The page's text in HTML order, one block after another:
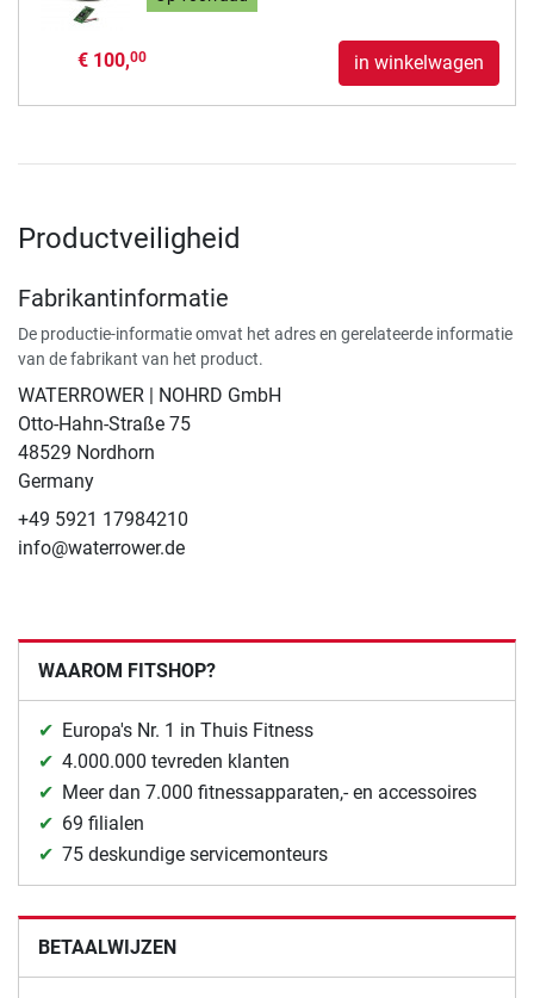
€ 100,00 in winkelwagen
Productveiligheid
Fabrikantinformatie
De productie-informatie omvat het adres en gerelateerde informatie
van de fabrikant van het product.
WATERROWER | NOHRD GmbH
Otto-Hahn-Straße 75
48529 Nordhorn
Germany
+49 5921 17984210
info@waterrower.de
WAAROM FITSHOP?
Europa's Nr. 1 in Thuis Fitness
4.000.000 tevreden klanten
Meer dan 7.000 fitnessapparaten,- en accessoires
69 filialen
75 deskundige servicemonteurs
BETAALWIJZEN